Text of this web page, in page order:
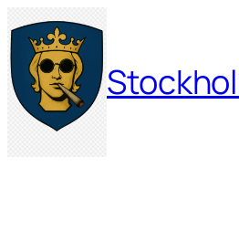
Hoppa
till
innehåll